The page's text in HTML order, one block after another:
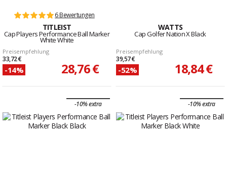
6 Bewertungen
TITLEIST
Cap Players Performance Ball Marker
White White
Preisempfehlung
33,72 €
-14% 28,76 €
WATTS
Cap Golfer Nation X Black
Preisempfehlung
39,57 €
-52% 18,84 €
-10% extra -10% extra